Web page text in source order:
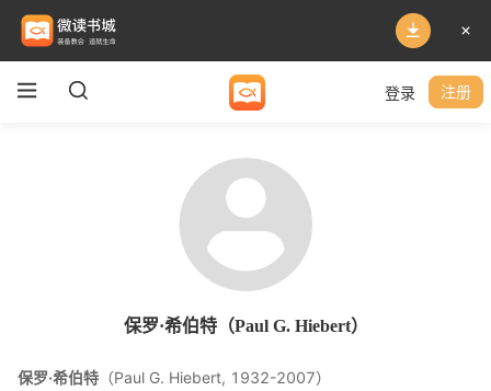
登录 注册
保罗·希伯特（Paul G. Hiebert）
保罗·希伯特 （Paul G. Hiebert, 1932-2007）